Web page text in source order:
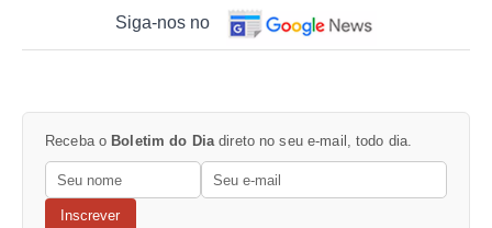
Siga-nos no
Receba o Boletim do Dia direto no seu e-mail, todo dia.
Inscrever